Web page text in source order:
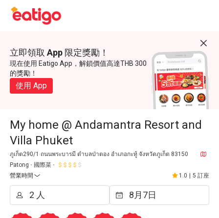
立即領取 App 限定獎勵！
現在使用 Eatigo App，解鎖價值高達THB 300
的獎勵！
使用 App
My home @ Andamantra Resort and
Villa Phuket
ภูเก็ต290/1 ถนนพระบารมี ตำบลป่าตอง อำเภอกะทู้ จังหวัดภูเก็ต 83150
Patong
國際菜
營業時間
1.0 5 訂座